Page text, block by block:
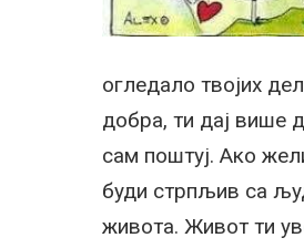
огледало твојих
добра, ти дај више
сам поштуј. Ако
буди стрпљив са
живота. Живот ти